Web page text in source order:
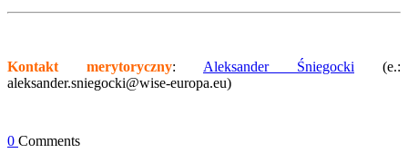
Kontakt merytoryczny: Aleksander Śniegocki (e.:
aleksander.sniegocki@wise-europa.eu)
0 Comments